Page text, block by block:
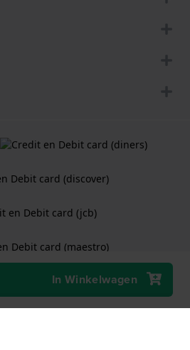
In Winkelwagen